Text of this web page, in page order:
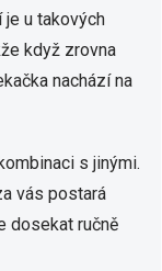
je u takových
když zrovna
nachází na
s jinými.
vás postará
dosekat ručně